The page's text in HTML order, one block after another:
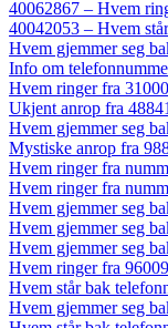
40062867 – Hvem
40042053 – Hvem
Hvem gjemmer seg
Info om
Hvem ringer fra
Ukjent anrop fra
Hvem gjemmer seg
Mystiske anrop fra
Hvem ringer fra
Hvem ringer fra
Hvem gjemmer seg
Hvem gjemmer seg
Hvem gjemmer seg
Hvem ringer fra
Hvem står bak
Hvem gjemmer seg